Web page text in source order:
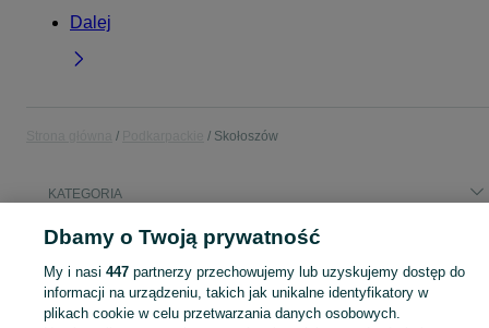
Dalej
Skołoszów
KATEGORIA
Popularne wyszukiwania
maska octavia kajak
Dbamy o Twoją prywatność
My i nasi 447partnerzy przechowujemy lub uzyskujemy dostęp do
informacji na urządzeniu, takich jak unikalne identyfikatory w
plikach cookie w celu przetwarzania danych osobowych.